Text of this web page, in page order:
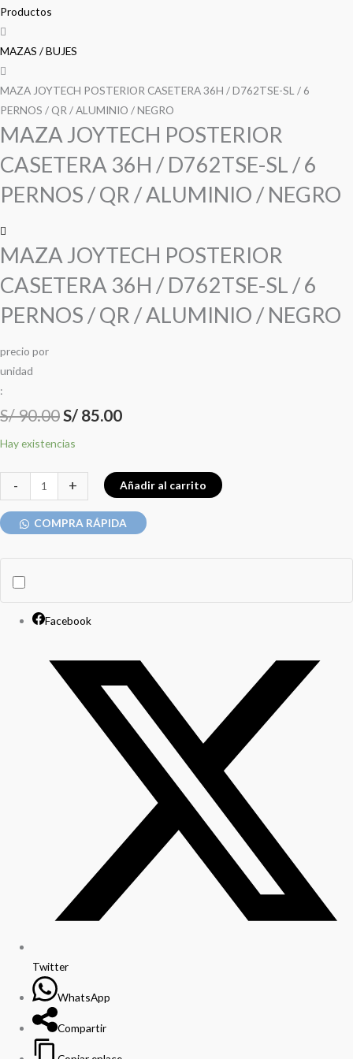
Productos
MAZAS / BUJES
MAZA JOYTECH POSTERIOR CASETERA 36H / D762TSE-SL / 6
PERNOS / QR / ALUMINIO / NEGRO
MAZA JOYTECH POSTERIOR
CASETERA 36H / D762TSE-SL / 6
PERNOS / QR / ALUMINIO / NEGRO
MAZA JOYTECH POSTERIOR
CASETERA 36H / D762TSE-SL / 6
PERNOS / QR / ALUMINIO / NEGRO
precio por
unidad
:
S/90.00
S/ 90.00.
S/ 85.00
S/ 85.00.
Hay existencias
-
POSTERIOR
CASETERA
36H
/
D762TSE-
SL
/
PERNOS
/
/
ALUMINIO
/
NEGRO
cantidad
+ Añadir al carrito
COMPRA RÁPIDA
Facebook
Twitter
WhatsApp
Compartir
S/ 90.00.S/ 85.00.